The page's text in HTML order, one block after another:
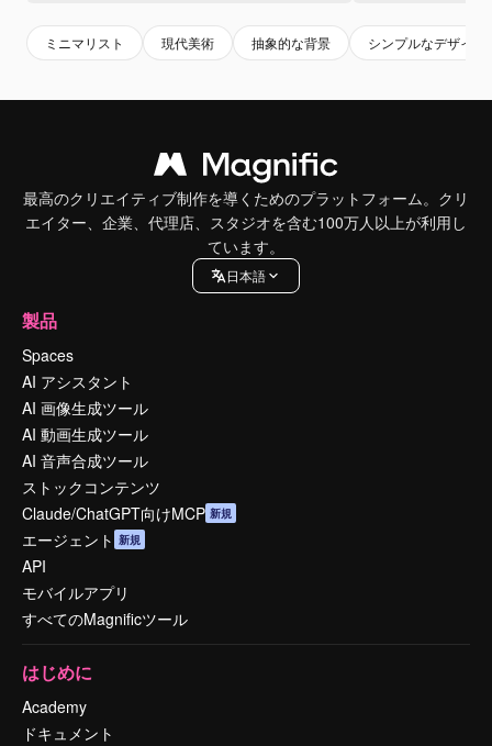
ミニマリスト 現代美術 抽象的な背景 シンプルなデザイン
最高のクリエイティブ制作を導くためのプラットフォーム。クリ
エイター、企業、代理店、スタジオを含む100万人以上が利用し
ています。
日本語
製品
Spaces
AI アシスタント
AI 画像生成ツール
AI 動画生成ツール
AI 音声合成ツール
ストックコンテンツ
Claude/ChatGPT向けMCP 新規
エージェント 新規
API
モバイルアプリ
すべてのMagnificツール
はじめに
Academy
ドキュメント